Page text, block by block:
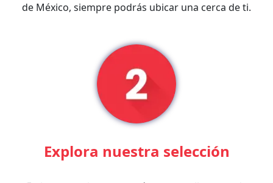
de México, siempre podrás ubicar una cerca de ti.
Explora nuestra selección